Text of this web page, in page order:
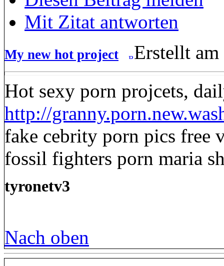
Mit Zitat antworten
My new hot project
Erstellt
Hot sexy porn projcets,
http://
fake cebrity porn pics free
fossil fighters porn maria
tyronetv3
Nach oben